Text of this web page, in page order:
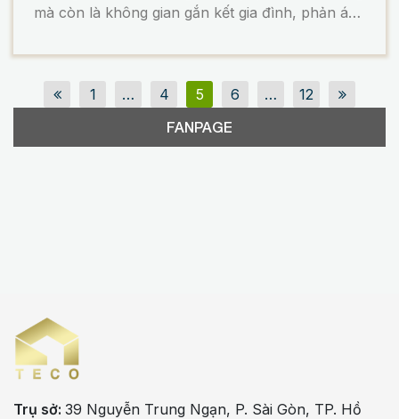
mà còn là không gian gắn kết gia đình, phản ánh
bếp đẹp thôi là chưa đủ, mà cần đảm bảo công
năng, an toàn, tiện […]
1
… 4 5 6 … 12
FANPAGE
Trụ sở: 39 Nguyễn Trung Ngạn, P. Sài Gòn, TP. Hồ